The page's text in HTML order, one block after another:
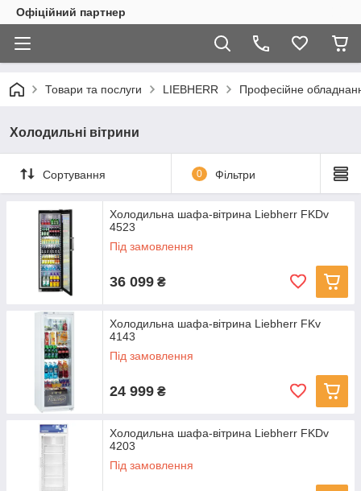
Офіційний партнер
Товари та послуги LIEBHERR Професійне
Холодильні вітрини
Сортування 0 Фільтри
Холодильна шафа-вітрина Liebherr FKDv
4523
Під замовлення
36 099 ₴
Холодильна шафа-вітрина Liebherr FKv
4143
Під замовлення
24 999 ₴
Холодильна шафа-вітрина Liebherr FKDv
4203
Під замовлення